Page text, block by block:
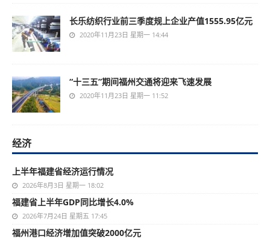
长乐纺织行业前三季度规上企业产值1555.95亿元
2020年11月23日 星期一 14:44
“十三五”期间福州交通将迎来飞速发展
2020年11月23日 星期一 11:52
经济
上半年福建省经济运行情况
2026年8月3日 星期一 18:02
福建省上半年GDP同比增长4.0%
2026年7月24日 星期五 17:45
福州港口经济增加值突破2000亿元